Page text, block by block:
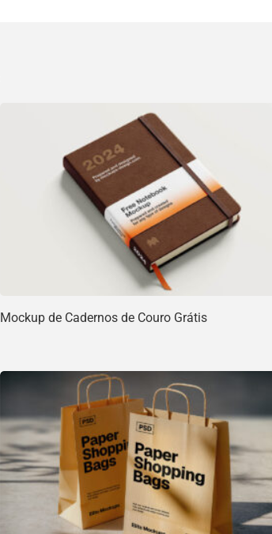
Mockup de Cadernos de Couro Grátis